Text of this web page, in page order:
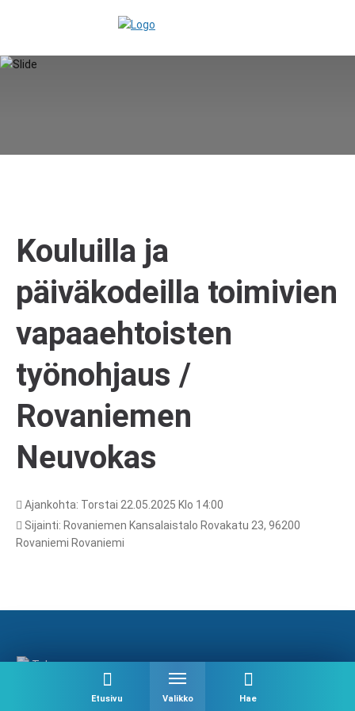
Etusivu Valikko Hae
Kouluilla ja
päiväkodeilla toimivien
vapaaehtoisten
työnohjaus /
Rovaniemen
Neuvokas
Ajankohta: Torstai 22.05.2025 Klo 14:00
Sijainti: Rovaniemen Kansalaistalo Rovakatu 23, 96200
Rovaniemi Rovaniemi